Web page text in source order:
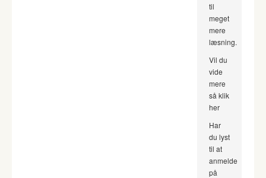
til
meget
mere
læsning.
Vil du
vide
mere
så klik
her
Har
du lyst
til at
anmelde
på